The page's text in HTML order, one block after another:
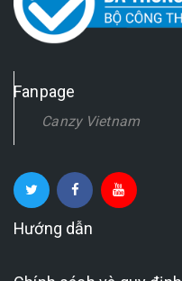
Fanpage
Canzy Vietnam
Hướng dẫn